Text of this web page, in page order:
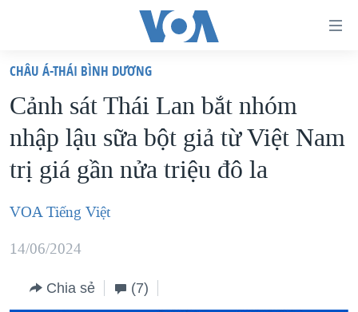
truy
cập
Tới
nội
dung
chính
điều
hướng
chính
VIỆT NAM
HOA KỲ
BIỂN ĐÔNG
THẾ GIỚI
DIỄN ĐÀN
MỤC
CHÂU Á-THÁI BÌNH DƯƠNG
Cảnh sát Thái Lan bắt nhóm
nhập lậu sữa bột giả từ Việt Nam
trị giá gần nửa triệu đô la
VOA Tiếng Việt
14/06/2024
Chia sẻ (7)